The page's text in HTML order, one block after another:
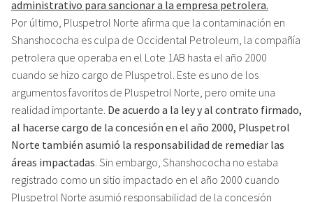
administrativo para sancionar a la empresa petrolera.
Por último, Pluspetrol Norte afirma que la contaminación en
Shanshococha es culpa de Occidental Petroleum, la compañía
petrolera que operaba en el Lote 1AB hasta el año 2000
cuando se hizo cargo de Pluspetrol. Este es uno de los
argumentos favoritos de Pluspetrol Norte, pero omite una
realidad importante. De acuerdo a la ley y al contrato firmado,
al hacerse cargo de la concesión en el año 2000, Pluspetrol
Norte también asumió la responsabilidad de remediar las
áreas impactadas . Sin embargo, Shanshococha no estaba
registrado como un sitio impactado en el año 2000 cuando
Pluspetrol Norte asumió responsabilidad de la concesión